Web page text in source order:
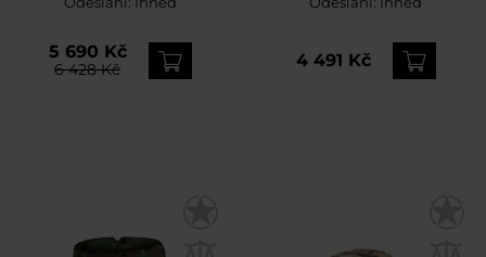
5 690 Kč
6 428 Kč 4 491 Kč